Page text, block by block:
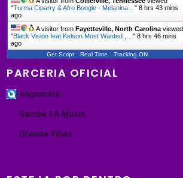
"Turma Ciparry & Afro Boogie - Melanina…"8 hrs 43 mins
ago
A visitor from Fayetteville, North Carolina viewed
"Black Vision feat Kelson Most Wanted ,…"8 hrs 46 mins
ago
Get Script Real Time Tracking ON
PARCERIA OFICIAL
Angomais
Samba SA Muzik
Granda Vibes